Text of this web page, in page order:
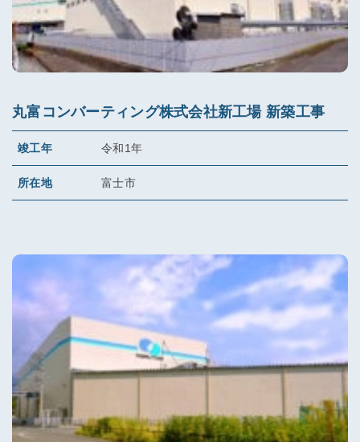
丸富コンバーティング株式会社新工場 新築工事
竣工年 令和1年
所在地 富士市